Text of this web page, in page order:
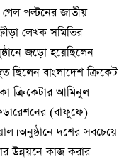
গেল পল্টনের জাতীয়
লেখক সমিতির
জড়ো হয়েছিলেন
ছিলেন বাংলাদেশ ক্রিকেট
ক্রিকেটার আমিনুল
(বাফুফে)
অনুষ্ঠানে দশের সবচেয়ে
উন্নয়নে কাজ করার